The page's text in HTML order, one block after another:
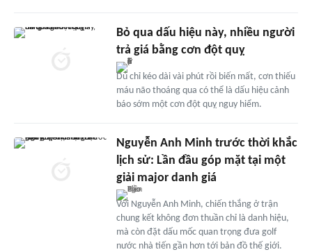
Bỏ qua dấu hiệu này, nhiều người
trả giá bằng cơn đột quỵ
Dù chỉ kéo dài vài phút rồi biến mất, cơn thiếu
máu não thoáng qua có thể là dấu hiệu cảnh
báo sớm một cơn đột quỵ nguy hiểm.
Nguyễn Anh Minh trước thời khắc
lịch sử: Lần đầu góp mặt tại một
giải major danh giá
Với Nguyễn Anh Minh, chiến thắng ở trận
chung kết không đơn thuần chỉ là danh hiệu,
mà còn đặt dấu mốc quan trọng đưa golf
nước nhà tiến gần hơn tới bản đồ thế giới.